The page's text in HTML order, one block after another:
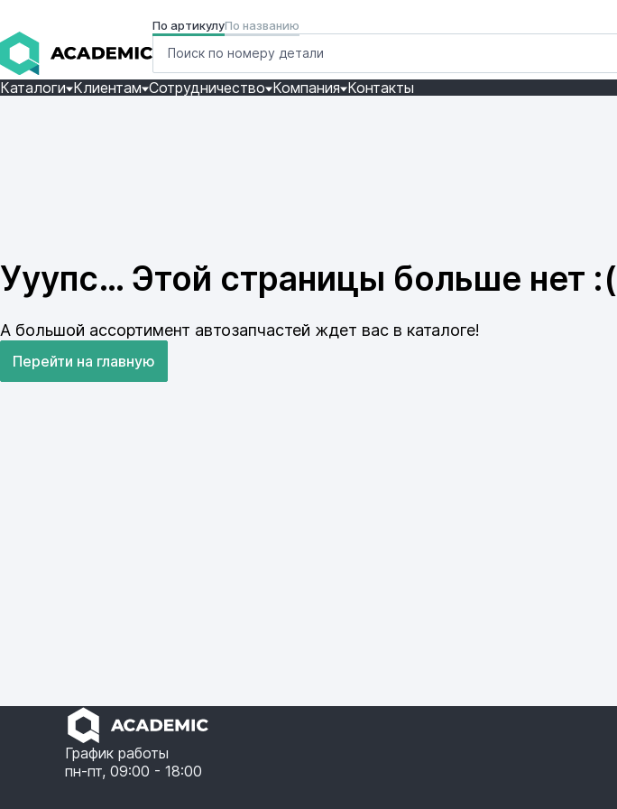
По артикулуПо названию
Каталоги Клиентам Сотрудничество Компания Контакты
Ууупс… Этой страницы больше нет :(
А большой ассортимент автозапчастей ждет вас в каталоге!
Перейти на главную
График работы
пн-пт, 09:00 - 18:00